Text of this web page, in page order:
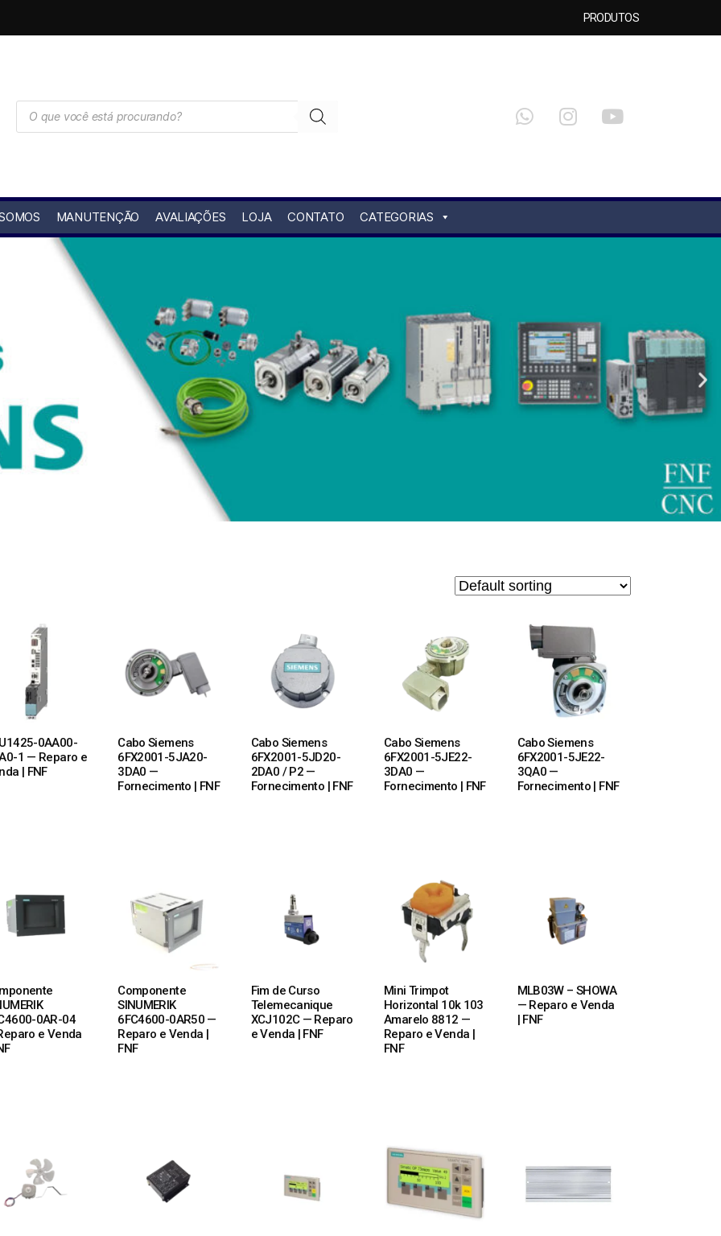
PRODUTOS
MANUTENÇÃO AVALIAÇÕES LOJA CONTATO CATEGORIAS
0AA00-
1 — Reparo e
| FNF
Cabo Siemens
6FX2001-5JA20-
3DA0 —
Fornecimento | FNF
Cabo Siemens
6FX2001-5JD20-
2DA0 / P2 —
Fornecimento | FNF
Cabo Siemens
6FX2001-5JE22-
3DA0 —
Fornecimento | FNF
Cabo Siemens
6FX2001-5JE22-
3QA0 —
Fornecimento | FNF
0AR-04
e Venda
Componente
SINUMERIK
6FC4600-0AR50 —
Reparo e Venda |
FNF
Fim de Curso
Telemecanique
XCJ102C — Reparo
e Venda | FNF
Mini Trimpot
Horizontal 10k 103
Amarelo 8812 —
Reparo e Venda |
FNF
MLB03W – SHOWA
— Reparo e Venda
| FNF